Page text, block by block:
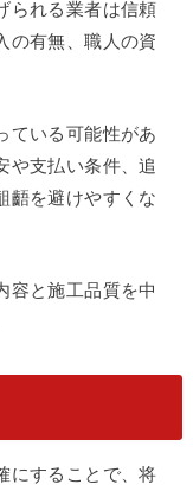
られる業者は信頼
の有無、職人の資
ている可能性があ
や支払い条件、追
齬を避けやすくな
容と施工品質を中
にすることで、将